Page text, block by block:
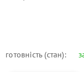
готовність (стан):